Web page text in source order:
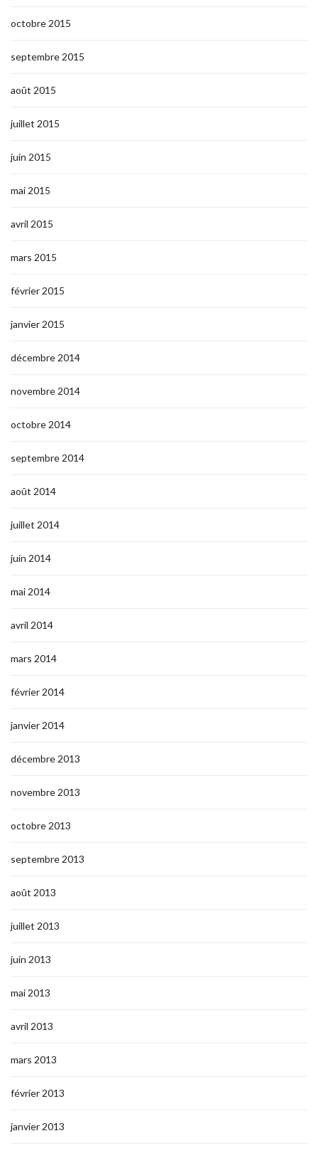
octobre 2015
septembre 2015
août 2015
juillet 2015
juin 2015
mai 2015
avril 2015
mars 2015
février 2015
janvier 2015
décembre 2014
novembre 2014
octobre 2014
septembre 2014
août 2014
juillet 2014
juin 2014
mai 2014
avril 2014
mars 2014
février 2014
janvier 2014
décembre 2013
novembre 2013
octobre 2013
septembre 2013
août 2013
juillet 2013
juin 2013
mai 2013
avril 2013
mars 2013
février 2013
janvier 2013